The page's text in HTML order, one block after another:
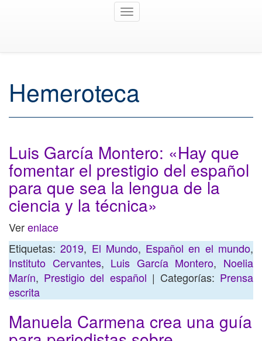
Toggle
Hemeroteca
Luis García Montero: «Hay que
fomentar el prestigio del español
para que sea la lengua de la
ciencia y la técnica»
Verenlace
Etiquetas:2019, El Mundo, Español en el mundo,
Instituto Cervantes, Luis García Montero, Noelia
Marín, Prestigio del español | Categorías: Prensa
escrita
Manuela Carmena crea una guía